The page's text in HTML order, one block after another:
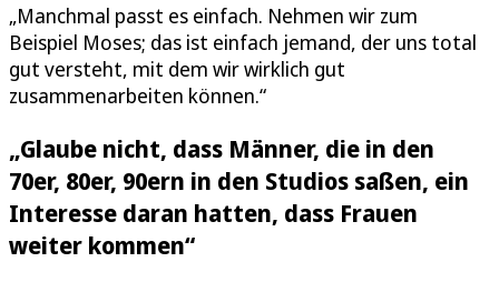
„Manchmal passt es einfach. Nehmen wir zum
Beispiel Moses; das ist einfach jemand, der uns total
gut versteht, mit dem wir wirklich gut
zusammenarbeiten können.“
„Glaube nicht, dass Männer, die in den
70er, 80er, 90ern in den Studios saßen, ein
Interesse daran hatten, dass Frauen
weiter kommen“